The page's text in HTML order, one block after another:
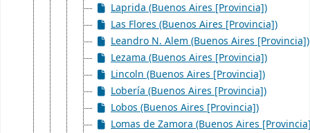
Laprida (Buenos Aires [Provincia])
Las Flores (Buenos Aires [Provincia])
Leandro N. Alem (Buenos Aires [Provincia])
Lezama (Buenos Aires [Provincia])
Lincoln (Buenos Aires [Provincia])
Lobería (Buenos Aires [Provincia])
Lobos (Buenos Aires [Provincia])
Lomas de Zamora (Buenos Aires